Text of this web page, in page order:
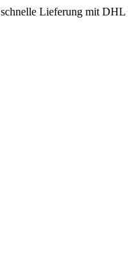
schnelle Lieferung mit DHL